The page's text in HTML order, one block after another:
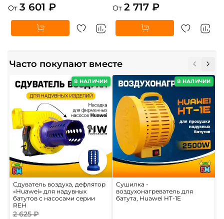
От 3 601 ₽ От 2 717 ₽
Часто покупают вместе
В НАЛИЧИИ
Сдуватель воздуха, дефлятор
«Huawei» для надувных
батутов с насосами серии
REH
2 625 ₽
В НАЛИЧИИ
Сушилка -
воздухонагреватель для
батута, Huawei HT-1E